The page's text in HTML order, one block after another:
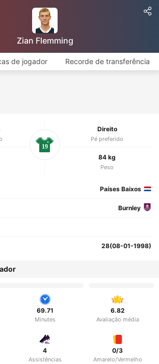
Zian Flemming
de jogador Recorde de transferência
Direito
Pé preferido
84 kg
Peso
19
Países Baixos
Burnley
28(08-01-1998)
69.71
Minutes
6.82
Avaliação média
4
Assistências
0/3
Amarelo/Vermelho